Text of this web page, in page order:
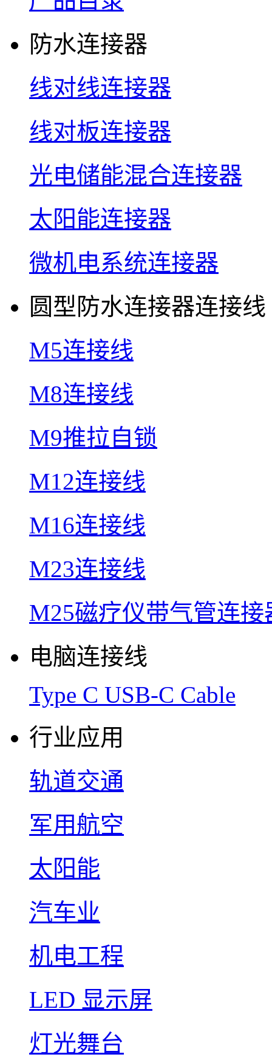
防水连接器
线对线连接器
线对板连接器
光电储能混合连接器
太阳能连接器
微机电系统连接器
圆型防水连接器连接线
M5连接线
M8连接线
M9推拉自锁
M12连接线
M16连接线
M23连接线
M25磁疗仪带气管连接
电脑连接线
Type C USB-C Cable
行业应用
轨道交通
军用航空
太阳能
汽车业
机电工程
LED 显示屏
灯光舞台